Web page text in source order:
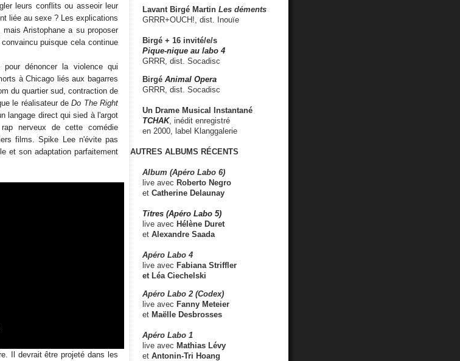
leurs conflits ou asseoir leur
liée au sexe ? Les explications
Aristophane a su proposer
puisque cela continue
dénoncer la violence qui
à Chicago liés aux bagarres
du quartier sud, contraction de
le réalisateur deDo The Right
langage direct qui sied à l'argot
nerveux de cette comédie
films. Spike Lee n'évite pas
et son adaptation parfaitement
Il devrait être projeté dans les
Lavant Birgé Martin Les déments
GRRR+OUCH!, dist. Inouïe
Birgé + 16 invité/e/s
Pique-nique au labo 4
GRRR, dist. Socadisc
Birgé Animal Opera
GRRR, dist. Socadisc
Un Drame Musical Instantané
TCHAK, inédit enregistré
en 2000, label Klanggalerie
AUTRES ALBUMS RÉCENTS
Album (Apéro Labo 6)
live avec Roberto Negro
et Catherine Delaunay
Titres (Apéro Labo 5)
live avec Hélène Duret
et Alexandre Saada
Apéro Labo 4
live avec Fabiana Striffler
et Léa Ciechelski
Apéro Labo 2 (Codex)
live avec Fanny Meteier
et Maëlle Desbrosses
Apéro Labo 1
live avec Mathias Lévy
et Antonin-Tri Hoang